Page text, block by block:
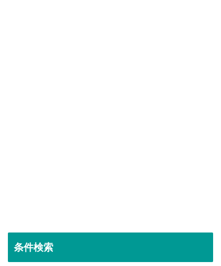
条件検索